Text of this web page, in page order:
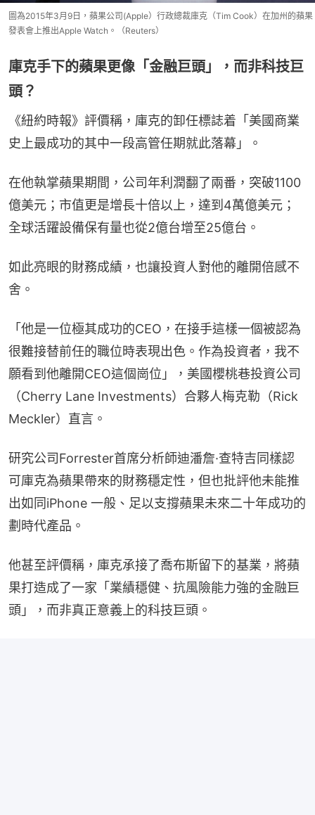
圖為2015年3月9日，蘋果公司(Apple）行政總裁庫克（Tim Cook）在加州的蘋果
發表會上推出Apple Watch。（Reuters）
庫克手下的蘋果更像「金融巨頭」，而非科技巨
頭？
《紐約時報》評價稱，庫克的卸任標誌着「美國商業
史上最成功的其中一段高管任期就此落幕」。
在他執掌蘋果期間，公司年利潤翻了兩番，突破1100
億美元；市值更是增長十倍以上，達到4萬億美元；
全球活躍設備保有量也從2億台增至25億台。
如此亮眼的財務成績，也讓投資人對他的離開倍感不
舍。
「他是一位極其成功的CEO，在接手這樣一個被認為
很難接替前任的職位時表現出色。作為投資者，我不
願看到他離開CEO這個崗位」，美國櫻桃巷投資公司
（Cherry Lane Investments）合夥人梅克勒（Rick
Meckler）直言。
研究公司Forrester首席分析師迪潘詹·查特吉同樣認
可庫克為蘋果帶來的財務穩定性，但也批評他未能推
出如同iPhone 一般、足以支撐蘋果未來二十年成功的
劃時代產品。
他甚至評價稱，庫克承接了喬布斯留下的基業，將蘋
果打造成了一家「業績穩健、抗風險能力強的金融巨
頭」，而非真正意義上的科技巨頭。